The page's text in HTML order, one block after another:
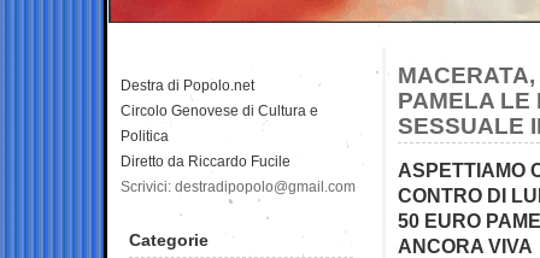
PAMELA LE
SESSUALE
ASPETTIAMO
CONTRO DI
50 EURO
ANCORA VIVA
Destra di Popolo.net
Circolo Genovese di Cultura e
Politica
Diretto da Riccardo Fucile
Scrivici: destradipopolo@gmail.com
Categorie